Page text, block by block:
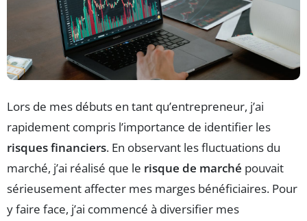
Lors de mes débuts en tant qu’entrepreneur, j’ai
rapidement compris l’importance de identifier les
risques financiers. En observant les fluctuations du
marché, j’ai réalisé que le risque de marché pouvait
sérieusement affecter mes marges bénéficiaires. Pour
y faire face, j’ai commencé à diversifier mes